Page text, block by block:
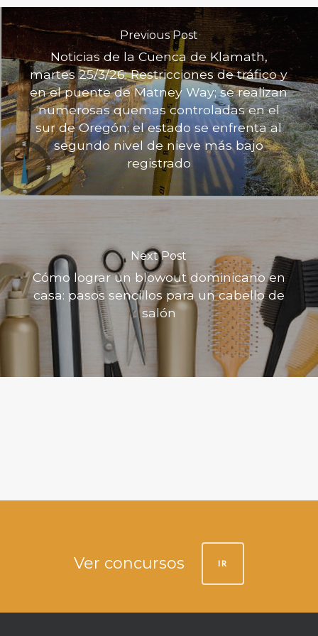
Previous Post
Noticias de la Cuenca de Klamath,
martes 25/3/26: Restricciones de tráfico y
en el puente de Matney Way; se realizan
numerosas quemas controladas en el
sur de Oregón; el estado se enfrenta al
segundo nivel de nieve más bajo
registrado
Next Post
Cómo lograr un blowout dominicano en
casa: pasos sencillos para un cabello de
salón
Ver concursos IR